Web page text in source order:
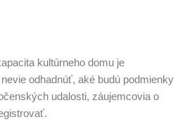
kultúrneho domu je
odhadnúť, aké budú podmienky
udalosti, záujemcovia o